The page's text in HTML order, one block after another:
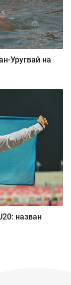
Уругвай на
назван